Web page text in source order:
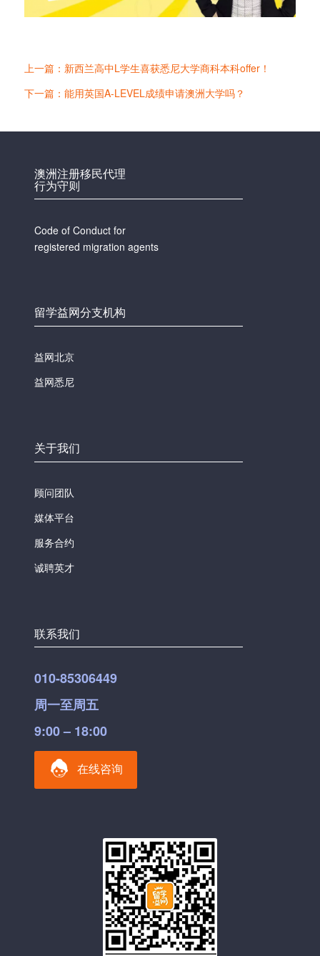
上一篇：新西兰高中L学生喜获悉尼大学商科本科offer！
下一篇：能用英国A-LEVEL成绩申请澳洲大学吗？
澳洲注册移民代理
行为守则
Code of Conduct for
registered migration agents
留学益网分支机构
益网北京
益网悉尼
关于我们
顾问团队
媒体平台
服务合约
诚聘英才
联系我们
010-85306449
周一至周五
9:00 – 18:00
在线咨询